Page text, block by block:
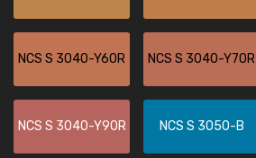
NCS S 3040-Y60R NCS S 3040-Y70R
NCS S 3040-Y90R NCS S 3050-B